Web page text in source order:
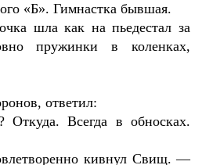
«Б». Гимнастка бывшая.
шла как на пьедестал за
пружинки в коленках,
ответил:
Откуда. Всегда в обносках.
кивнул Свищ. —